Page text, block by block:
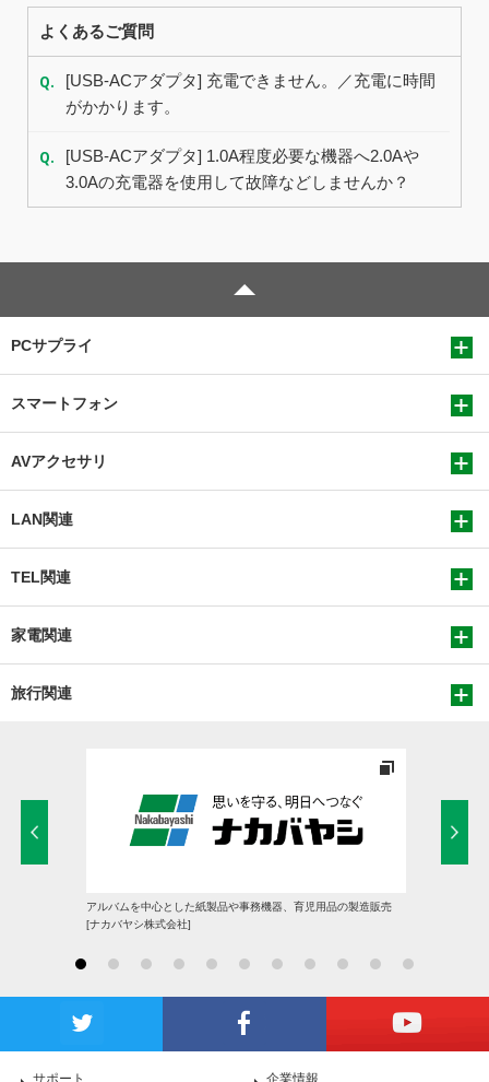
よくあるご質問
Q.
[USB-ACアダプタ] 充電できません。／充電に時間
がかかります。
Q.
[USB-ACアダプタ] 1.0A程度必要な機器へ2.0Aや
3.0Aの充電器を使用して故障などしませんか？
PCサプライ
スマートフォン
AVアクセサリ
LAN関連
TEL関連
家電関連
旅行関連
アルバムを中心とした紙製品や事務機器、育児用品の製造販売
[ナカバヤシ株式会社]
サポート 企業情報